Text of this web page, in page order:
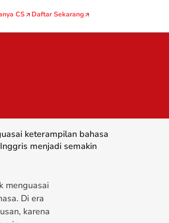
CS Daftar Sekarang
keterampilan bahasa
menjadi semakin
menguasai
Di era
karena